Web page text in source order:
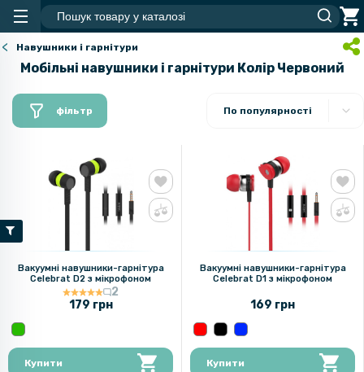
Навушники і гарнітури
Мобільні навушники і гарнітури Колір Червоний
фільтр По популярності
Вакуумні навушники-гарнітура
Celebrat D2 з мікрофоном
2
179 грн
Купити
Вакуумні навушники-гарнітура
Celebrat D1 з мікрофоном
169 грн
Купити